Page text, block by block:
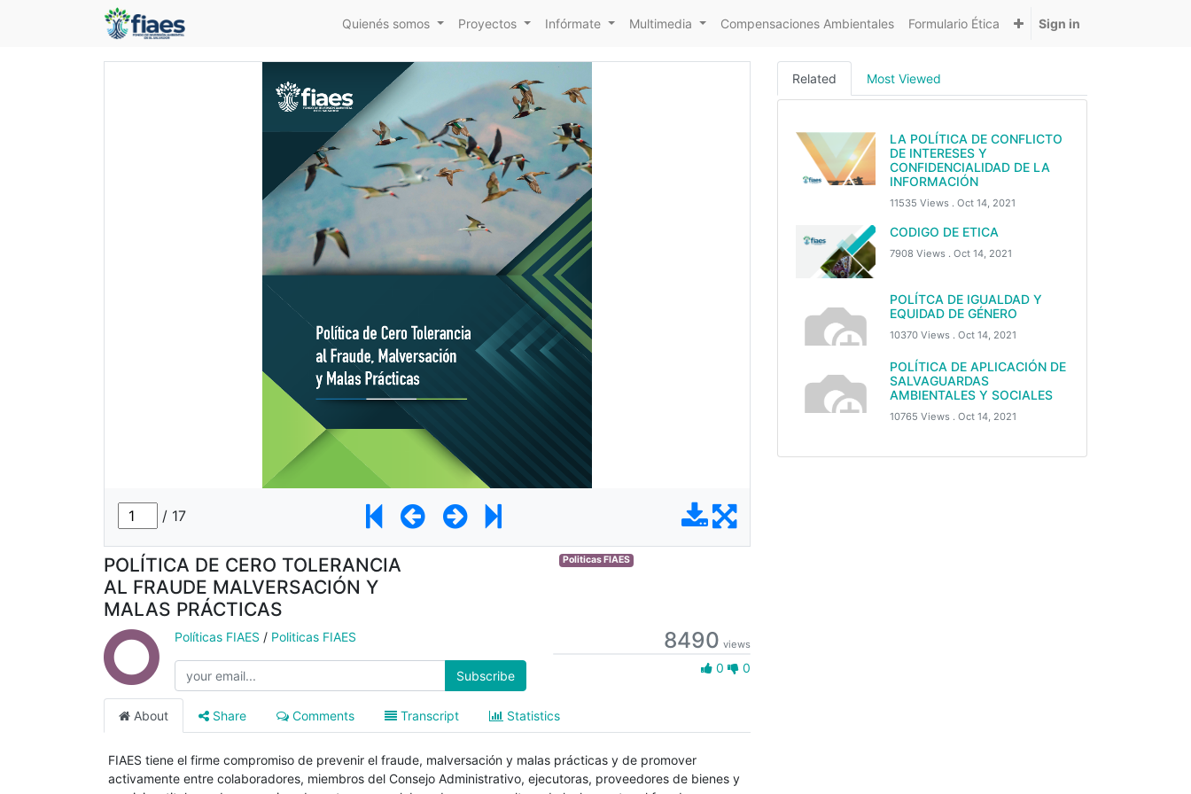
Quienés somos Proyectos Infórmate Multimedia Compensaciones Ambientales Formulario Ética Sign in
POLÍTICA DE CERO TOLERANCIA
AL FRAUDE MALVERSACIÓN Y
MALAS PRÁCTICAS
Politicas FIAES
Políticas FIAES / Politicas FIAES
Subscribe
8490 views
0 0
About Share Comments Transcript Statistics
FIAES tiene el firme compromiso de prevenir el fraude, malversación y malas prácticas y de promover
activamente entre colaboradores, miembros del Consejo Administrativo, ejecutoras, proveedores de bienes y
Related Most Viewed
LA POLÍTICA DE CONFLICTO
DE INTERESES Y
CONFIDENCIALIDAD DE LA
INFORMACIÓN
11535 Views . Oct 14, 2021
CODIGO DE ETICA
7908 Views . Oct 14, 2021
POLÍTCA DE IGUALDAD Y
EQUIDAD DE GÉNERO
10370 Views . Oct 14, 2021
POLÍTICA DE APLICACIÓN DE
SALVAGUARDAS
AMBIENTALES Y SOCIALES
10765 Views . Oct 14, 2021